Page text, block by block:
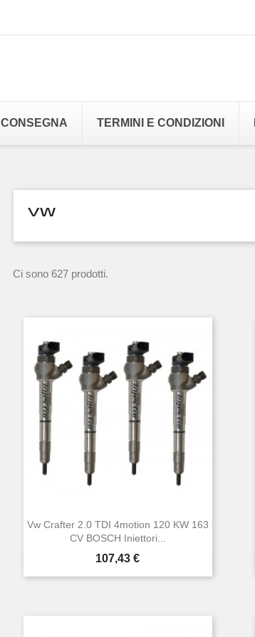
CONSEGNA TERMINI E CONDIZIONI
VW
Ci sono 627 prodotti.
Vw Crafter 2.0 TDI 4motion 120 KW 163
CV BOSCH Iniettori...
Prezzo
107,43 €
 Anteprima